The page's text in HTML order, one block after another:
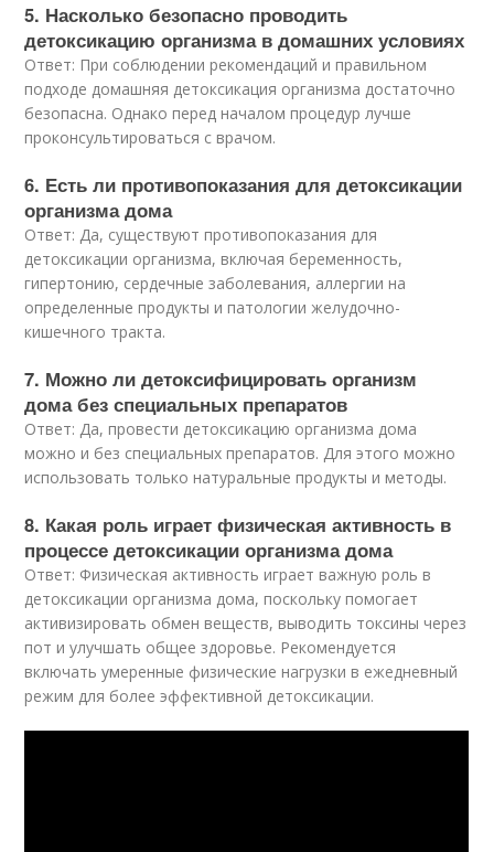
5. Насколько безопасно проводить
детоксикацию организма в домашних условиях
Ответ: При соблюдении рекомендаций и правильном
подходе домашняя детоксикация организма достаточно
безопасна. Однако перед началом процедур лучше
проконсультироваться с врачом.
6. Есть ли противопоказания для детоксикации
организма дома
Ответ: Да, существуют противопоказания для
детоксикации организма, включая беременность,
гипертонию, сердечные заболевания, аллергии на
определенные продукты и патологии желудочно-
кишечного тракта.
7. Можно ли детоксифицировать организм
дома без специальных препаратов
Ответ: Да, провести детоксикацию организма дома
можно и без специальных препаратов. Для этого можно
использовать только натуральные продукты и методы.
8. Какая роль играет физическая активность в
процессе детоксикации организма дома
Ответ: Физическая активность играет важную роль в
детоксикации организма дома, поскольку помогает
активизировать обмен веществ, выводить токсины через
пот и улучшать общее здоровье. Рекомендуется
включать умеренные физические нагрузки в ежедневный
режим для более эффективной детоксикации.